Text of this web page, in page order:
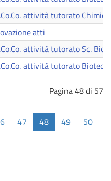
attività tutorato Chimica
atti
attività tutorato Sc.
attività tutorato
Pagina 48 di 57
47 48 49
50